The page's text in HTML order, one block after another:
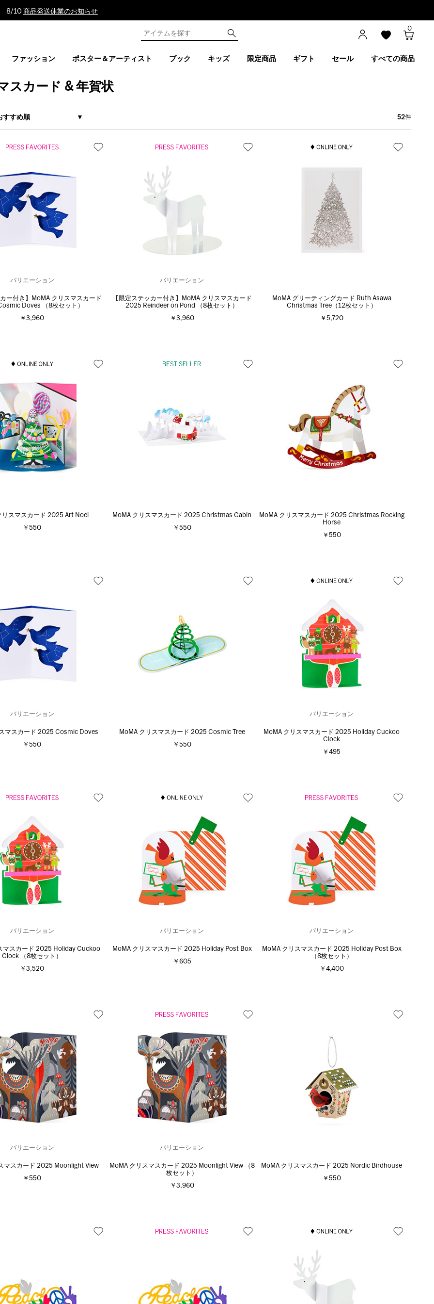
8/10 商品発送休業のお知らせ
0
ファッション ポスター＆アーティスト ブック キッズ 限定商品 ギフト セール すべての商品
スカード & 年賀状
すすめ順 52件
バリエーション
カー付き】MoMA クリスマスカード
Doves （8枚セット）
￥3,960
バリエーション
【限定ステッカー付き】MoMA クリスマスカード
2025 Reindeer on Pond （8枚セット）
￥3,960
MoMA グリーティングカード Ruth Asawa
Christmas Tree（12枚セット）
￥5,720
リスマスカード 2025 Art Noel
￥550
MoMA クリスマスカード 2025 Christmas Cabin
￥550
MoMA クリスマスカード 2025 Christmas Rocking
Horse
￥550
バリエーション
マスカード 2025 Cosmic Doves
￥550
MoMA クリスマスカード 2025 Cosmic Tree
￥550
バリエーション
MoMA クリスマスカード 2025 Holiday Cuckoo
Clock
￥495
バリエーション
マスカード 2025 Holiday Cuckoo
Clock （8枚セット）
￥3,520
バリエーション
MoMA クリスマスカード 2025 Holiday Post Box
￥605
バリエーション
MoMA クリスマスカード 2025 Holiday Post Box
（8枚セット）
￥4,400
バリエーション
マスカード 2025 Moonlight View
￥550
バリエーション
MoMA クリスマスカード 2025 Moonlight View （8
枚セット）
￥3,960
MoMA クリスマスカード 2025 Nordic Birdhouse
￥550